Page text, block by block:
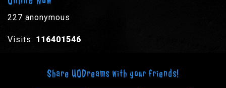
227 anonymous
Visits: 116401546
Share UODreams with your friends!